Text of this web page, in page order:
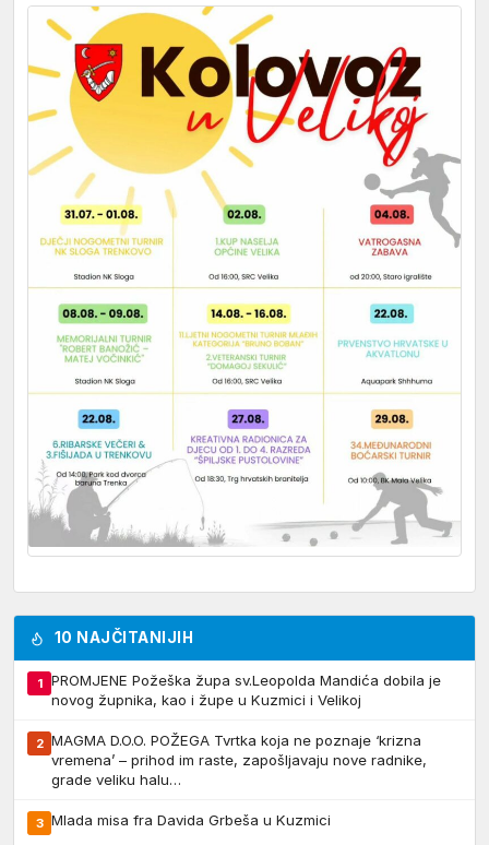
10 NAJČITANIJIH
1
PROMJENE Požeška župa sv.Leopolda Mandića dobila je
novog župnika, kao i župe u Kuzmici i Velikoj
2 MAGMA D.O.O. POŽEGA Tvrtka koja ne poznaje ‘krizna
vremena’ – prihod im raste, zapošljavaju nove radnike,
grade veliku halu…
3 Mlada misa fra Davida Grbeša u Kuzmici